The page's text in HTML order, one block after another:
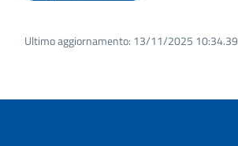
Ultimo aggiornamento: 13/11/2025 10:34.39